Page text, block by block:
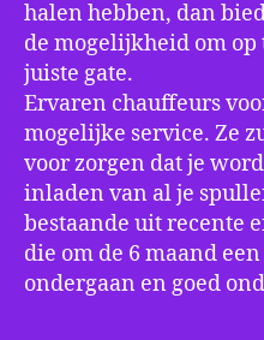
halen hebben, dan
de mogelijkheid om
juiste gate.
Ervaren chauffeurs
mogelijke service. Ze
voor zorgen dat je
inladen van al je
bestaande uit recente
die om de 6 maand
ondergaan en goed